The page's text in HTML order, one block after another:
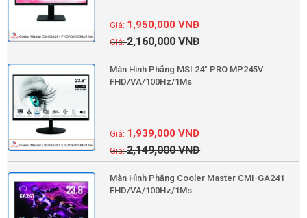
2,160,000VNĐ
1,950,000VNĐ
Màn Hình Phẳng MSI 24" PRO MP245V
FHD/VA/100Hz/1Ms
2,149,000VNĐ
1,939,000VNĐ
Màn Hình Phẳng Cooler Master CMI-GA241
FHD/VA/100Hz/1Ms